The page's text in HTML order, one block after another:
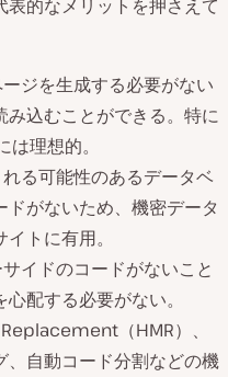
的なメリットを押さえて
ジを生成する必要がない
込むことができる。特に
理想的。
る可能性のあるデータベ
がないため、機密データ
トに有用。
イドのコードがないこと
配する必要がない。
（HMR）、
自動コード分割などの機